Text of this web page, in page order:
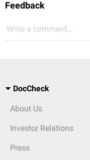
Feedback
Write a comment...
DocCheck
About Us
Investor Relations
Press